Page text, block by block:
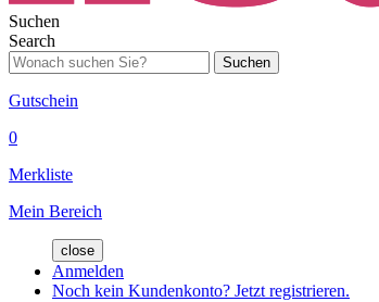
Suchen
Search
Suchen
Gutschein
0
Merkliste
Mein Bereich
close
Anmelden
Noch kein Kundenkonto? Jetzt registrieren.